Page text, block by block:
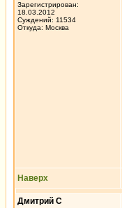
Зарегистрирован:
18.03.2012
Суждений: 11534
Откуда: Москва
Наверх
Дмитрий С